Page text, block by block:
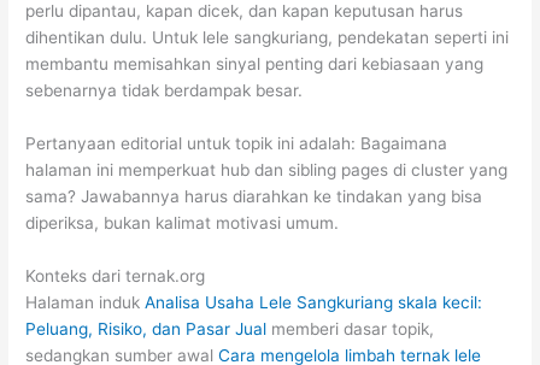
perlu dipantau, kapan dicek, dan kapan keputusan harus
dihentikan dulu. Untuk lele sangkuriang, pendekatan seperti ini
membantu memisahkan sinyal penting dari kebiasaan yang
sebenarnya tidak berdampak besar.
Pertanyaan editorial untuk topik ini adalah: Bagaimana
halaman ini memperkuat hub dan sibling pages di cluster yang
sama? Jawabannya harus diarahkan ke tindakan yang bisa
diperiksa, bukan kalimat motivasi umum.
Konteks dari ternak.org
Halaman indukAnalisa Usaha Lele Sangkuriang skala kecil:
Peluang, Risiko, dan Pasar Jual memberi dasar topik,
sedangkan sumber awalCara mengelola limbah ternak lele